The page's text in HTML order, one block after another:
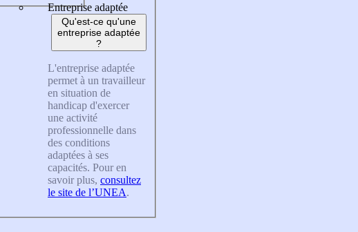
Entreprise adaptée
Qu'est-ce qu'une
entreprise adaptée
?
L'entreprise adaptée
permet à un travailleur
en situation de
handicap d'exercer
une activité
professionnelle dans
des conditions
adaptées à ses
capacités. Pour en
savoir plus, consultez
le site de l’UNEA.